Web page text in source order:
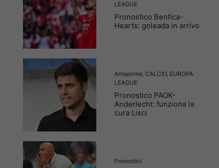
LEAGUE
Pronostico Benfica-
Hearts: goleada in arrivo
Anteprime, CALCIO, EUROPA
LEAGUE
Pronostico PAOK-
Anderlecht: funziona la
cura Lisci
Pronostici